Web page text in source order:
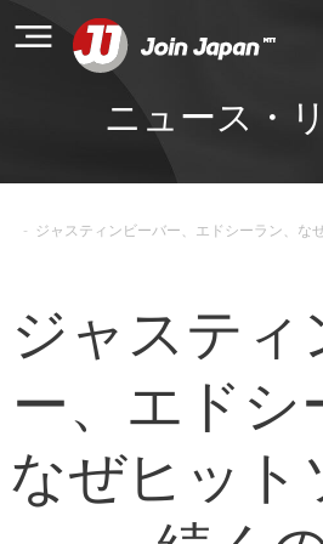
ニュース・
- ジャスティンビーバー、エドシーラン、な
ジャスティ
ー、エドシ
なぜヒット